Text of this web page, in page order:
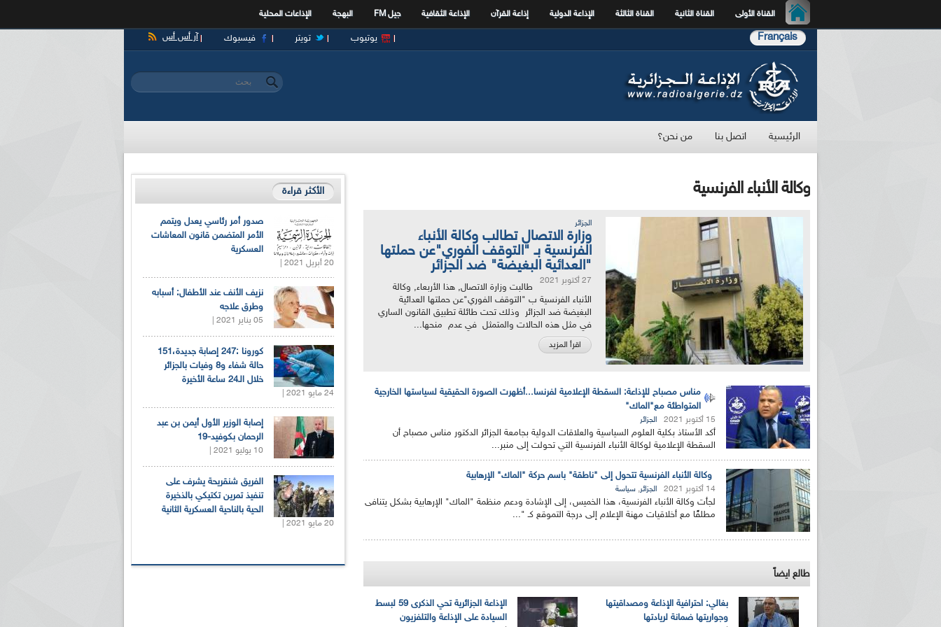
القناة الأولى القناة الثانية القناة الثالثة الإذاعة الدولية إذاعة القرآن الإذاعة الثقافية جيل FM البهجة الإذاعات المحلية
Français آر أس أس فيسبوك تويتر يوتيوب
استمارة البحث
‏بحث ‏
الرئيسية اتصل بنا من نحن؟
وكالة الأنباء الفرنسية
الجزائر
وزارة الاتصال تطالب وكالة الأنباء
الفرنسية بـ "التوقف الفوري"عن حملتها
"العدائية البغيضة" ضد الجزائر
27 أكتوبر 2021
طالبت وزارة الاتصال, هذا الأربعاء, وكالة
الأنباء الفرنسية ب "التوقف الفوري"عن حملتها العدائية
البغيضة ضد الجزائر وذلك تحت طائلة تطبيق القانون الساري
في مثل هذه الحالات والمتمثل في عدم منحها...
اقرأ المزيد
مناس مصباح للإذاعة: السقطة الإعلامية لفرنسا...أظهرت الصورة الحقيقية لسياستها الخارجية
المتواطئة مع"الماك"
15 أكتوبر 2021 الجزائر
أكد الأستاذ بكلية العلوم السياسية والعلاقات الدولية بجامعة الجزائر الدكتور مناس مصباح أن
السقطة الإعلامية لوكالة الأنباء الفرنسية التي تحولت إلى منبر...
وكالة الأنباء الفرنسية تتحول إلى "ناطقة" باسم حركة "الماك" الإرهابية
14 أكتوبر 2021 الجزائر, سياسة
لجأت وكالة الأنباء الفرنسية، هذا الخميس، إلى الإشادة ودعم منظمة "الماك" الإرهابية بشكل يتنافى
مطلقًا مع أخلاقيات مهنة الإعلام إلى درجة التموقع كـ "...
طالع ايضاً
الإذاعة الجزائرية تحي الذكرى 59 لبسط
السيادة على الإذاعة والتلفزيون
بغالي: احترافية الإذاعة ومصداقيتها
وجواريتها ضمانة لريادتها
الأكثر قراءة
صدور أمر رئاسي يعدل ويتمم
الأمر المتضمن قانون المعاشات
العسكرية
20 أبريل 2021 |
نزيف الأنف عند الأطفال: أسبابه
وطرق علاجه
05 يناير 2021 |
كورونا :247 إصابة جديدة،151
حالة شفاء و8 وفيات بالجزائر
خلال الـ24 ساعة الأخيرة
24 مايو 2021 |
إصابة الوزير الأول أيمن بن عبد
الرحمان بكوفيد-19
10 يوليو 2021 |
الفريق شنقريحة يشرف على
تنفيذ تمرين تكتيكي بالذخيرة
الحية بالناحية العسكرية الثانية
20 مايو 2021 |